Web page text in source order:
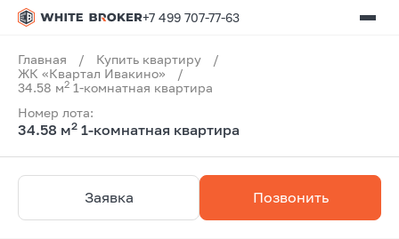
+7 499 707-77-63
Главная / Купить квартиру
/
ЖК «Квартал Ивакино»
/
34.58 м2 1-комнатная квартира
Номер лота:
34.58 м2 1-комнатная квартира
Заявка Позвонить